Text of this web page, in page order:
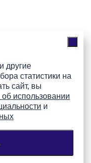
другие
статистики на
сайт, вы
использовании
и